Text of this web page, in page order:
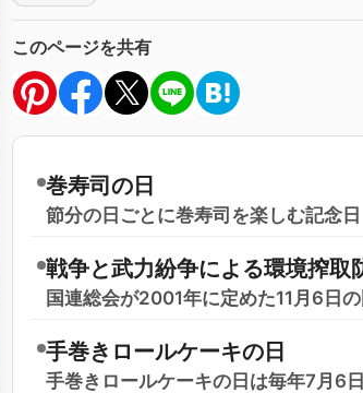
このページを共有
巻寿司の日
節分の日ごとに巻寿司を楽しむ記念日
戦争と武力紛争による環境搾取
国連総会が2001年に定めた11月6日の
手巻きロールケーキの日
手巻きロールケーキの日は毎年7月6